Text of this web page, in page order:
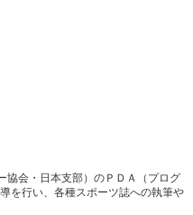
協会・日本支部）のＰＤＡ（プログ
を行い、各種スポーツ誌への執筆や